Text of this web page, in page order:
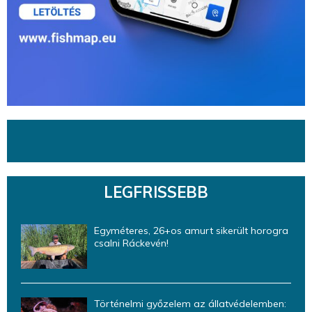
LEGFRISSEBB
Egyméteres, 26+os amurt sikerült horogra
csalni Ráckevén!
Történelmi győzelem az állatvédelemben: